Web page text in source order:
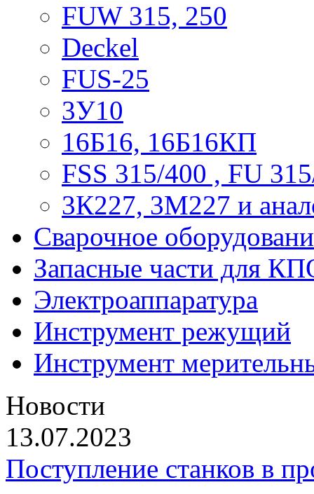
FUW 315, 250
Deckel
FUS-25
3У10
16Б16, 16Б16КП
FSS 315/400 , FU
3К227, 3М227 и
Сварочное
Запасные части для
Электроаппаратура
Инструмент режущий
Инструмент
Новости
13.07.2023
Поступление станков в